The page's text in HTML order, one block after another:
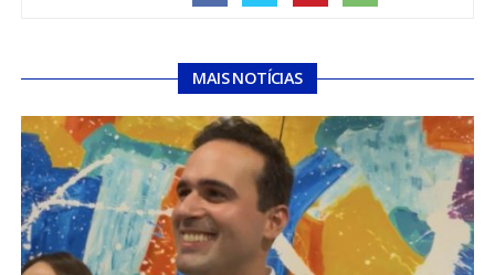
MAIS NOTÍCIAS